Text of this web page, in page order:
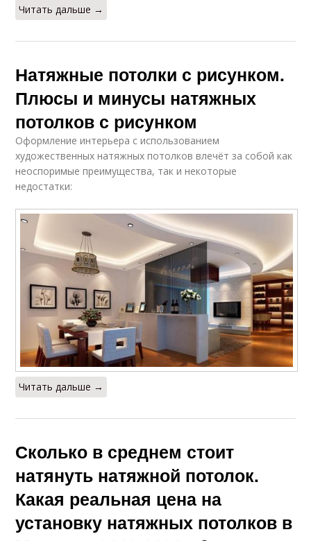
Читать дальше →
Натяжные потолки с рисунком.
Плюсы и минусы натяжных
потолков с рисунком
Оформление интерьера с использованием
художественных натяжных потолков влечёт за собой как
неоспоримые преимущества, так и некоторые
недостатки:
Читать дальше →
Сколько в среднем стоит
натянуть натяжной потолок.
Какая реальная цена на
установку натяжных потолков в